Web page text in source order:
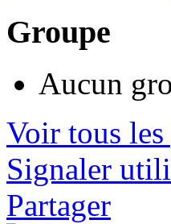
Groupe
Aucun
Voir tous les
Signaler
Partager